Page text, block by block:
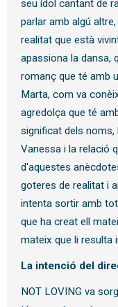
seu ídol cantant de
parlar amb algú
realitat que està
apassiona la dansa,
romanç que té amb
Marta, com va
agredolça que té
significat dels noms,
Vanessa i la relació
d'aquestes
goteres de realitat i
intenta sortir amb
que ha creat ell
mateix que li resulta
La intenció del
NOT LOVING va